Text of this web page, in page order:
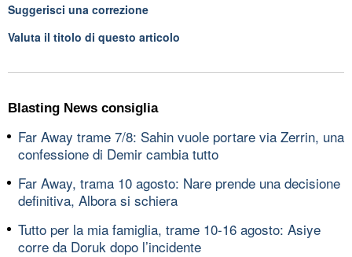
Suggerisci una correzione
Valuta il titolo di questo articolo
Blasting News consiglia
Far Away trame 7/8: Sahin vuole portare via Zerrin, una
confessione di Demir cambia tutto
Far Away, trama 10 agosto: Nare prende una decisione
definitiva, Albora si schiera
Tutto per la mia famiglia, trame 10-16 agosto: Asiye
corre da Doruk dopo l’incidente